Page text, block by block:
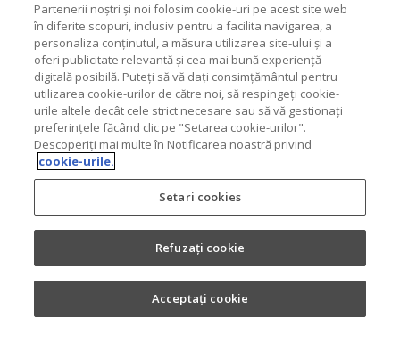
Partenerii noștri și noi folosim cookie-uri pe acest site web
în diferite scopuri, inclusiv pentru a facilita navigarea, a
personaliza conținutul, a măsura utilizarea site-ului și a
oferi publicitate relevantă și cea mai bună experiență
digitală posibilă. Puteți să vă dați consimțământul pentru
utilizarea cookie-urilor de către noi, să respingeți cookie-
urile altele decât cele strict necesare sau să vă gestionați
preferințele făcând clic pe "Setarea cookie-urilor".
Descoperiți mai multe în Notificarea noastră privind
cookie-urile.
Setari cookies
Refuzați cookie
Acceptați cookie